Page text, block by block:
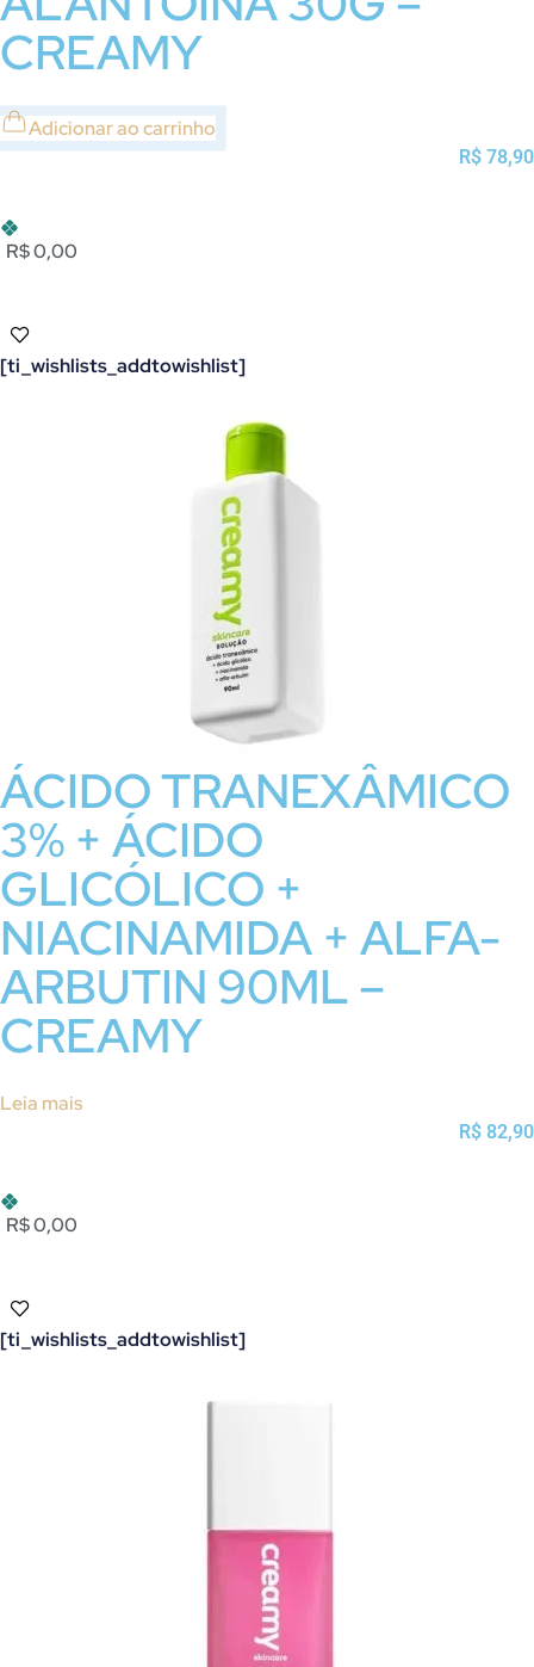
CREAMY
Adicionar ao carrinho
R$ 78,90
R$ 0,00
[ti_wishlists_addtowishlist]
ÁCIDO TRANEXÂMICO
3% + ÁCIDO
GLICÓLICO +
NIACINAMIDA + ALFA-
ARBUTIN 90ML –
CREAMY
Leia mais
R$ 82,90
R$ 0,00
[ti_wishlists_addtowishlist]